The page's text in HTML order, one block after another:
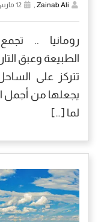
Zainab Ali
,
رومانيا ..
الطبيعة وعبق
تتركز على
يجعلها من أجمل
لما […]